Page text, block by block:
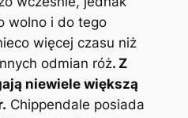
wolno i do tego
więcej czasu niż
odmian róż. Z
niewiele większą
Chippendale posiada